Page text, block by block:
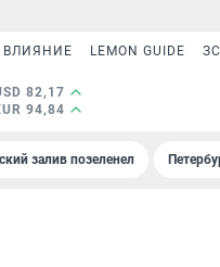
LEMON GUIDE
82,17
94,84
залив позеленел